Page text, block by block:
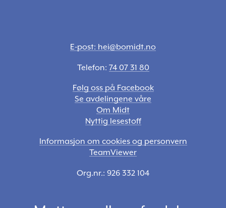
E-post: hei@bomidt.no
Telefon: 74 07 31 80
Følg oss på Facebook
Se avdelingene våre
Om Midt
Nyttig lesestoff
Informasjon om cookies og personvern
TeamViewer
Org.nr.: 926 332 104